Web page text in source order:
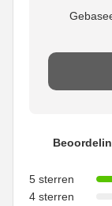
5 sterren
4 sterren